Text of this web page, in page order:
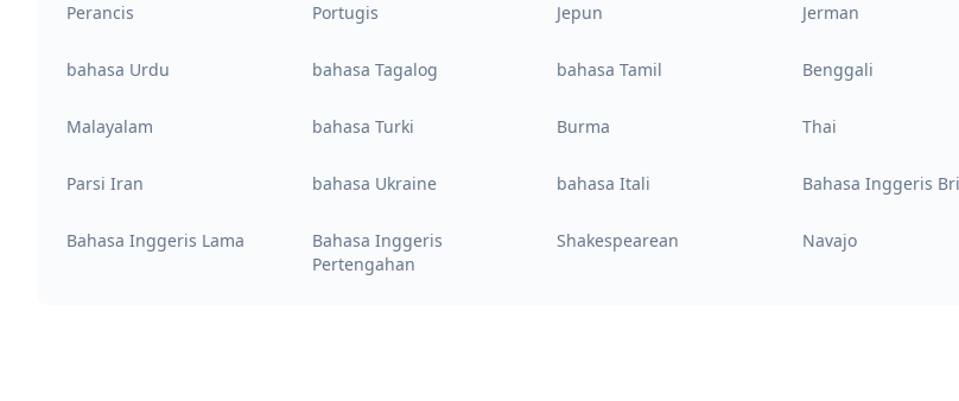
Perancis Portugis Jepun Jerman
bahasa Urdu bahasa Tagalog bahasa Tamil Benggali
Malayalam bahasa Turki Burma Thai
Parsi Iran bahasa Ukraine bahasa Itali Bahasa Inggeris
Bahasa Inggeris Lama
Bahasa Inggeris
Pertengahan
Shakespearean Navajo